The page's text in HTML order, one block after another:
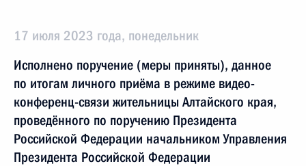
17 июля 2023 года, понедельник
Исполнено поручение (меры приняты), данное
по итогам личного приёма в режиме видео-
конференц-связи жительницы Алтайского края,
проведённого по поручению Президента
Российской Федерации начальником Управления
Президента Российской Федерации